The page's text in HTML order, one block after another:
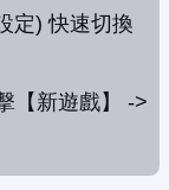
定) 快速切換
【新遊戲】 ->